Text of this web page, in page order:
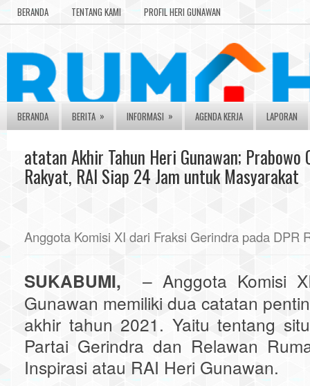
BERANDA TENTANG KAMI PROFIL HERI GUNAWAN
BERANDA BERITA » INFORMASI » AGENDA KERJA LAPORAN
atatan Akhir Tahun Heri Gunawan; Prabowo
Rakyat, RAI Siap 24 Jam untuk Masyarakat
Anggota Komisi XI dari Fraksi Gerindra pada DPR
SUKABUMI,
– Anggota Komisi
Gunawan memiliki dua catatan
akhir tahun 2021. Yaitu tentang
Partai Gerindra dan Relawan
Inspirasi atau RAI Heri Gunawan.